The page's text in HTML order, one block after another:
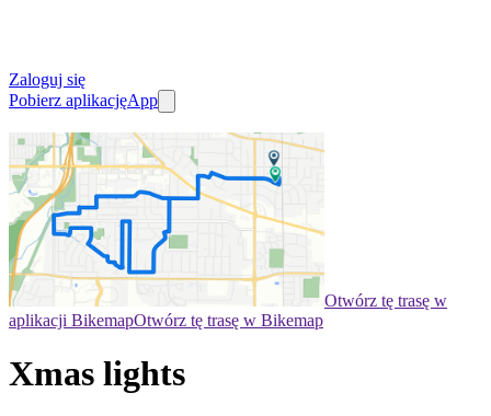
Zaloguj się
Pobierz aplikacjęApp
Otwórz tę trasę w
aplikacji BikemapOtwórz tę trasę w Bikemap
Xmas lights